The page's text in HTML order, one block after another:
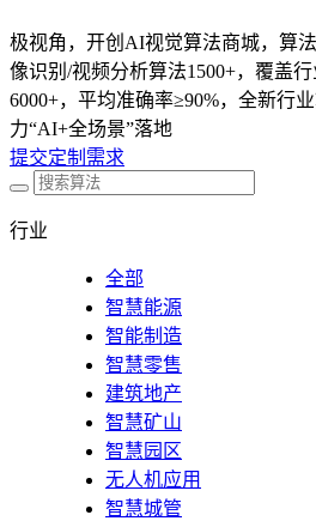
极视角，开创AI视觉算法商城，算
像识别/视频分析算法1500+，覆盖
6000+，平均准确率≥90%，全新行
力“AI+全场景”落地
提交定制需求
行业
全部
智慧能源
智能制造
智慧零售
建筑地产
智慧矿山
智慧园区
无人机应用
智慧城管